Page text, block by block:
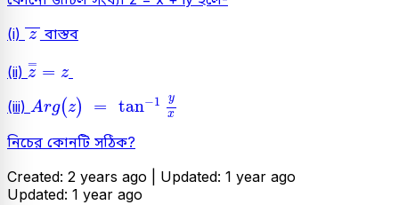
(i) z
z বাস্তব
(ii) =
z = z
z
(iii) Arg(z) = tan−1
y
x
A (z ) tan x
নিচের কোনটি সঠিক?
Created: 2 years ago | Updated: 1 year ago
Updated: 1 year ago